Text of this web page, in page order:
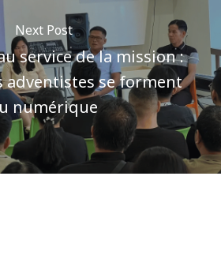
Next Post
service de la mission :
adventistes se forment
numérique